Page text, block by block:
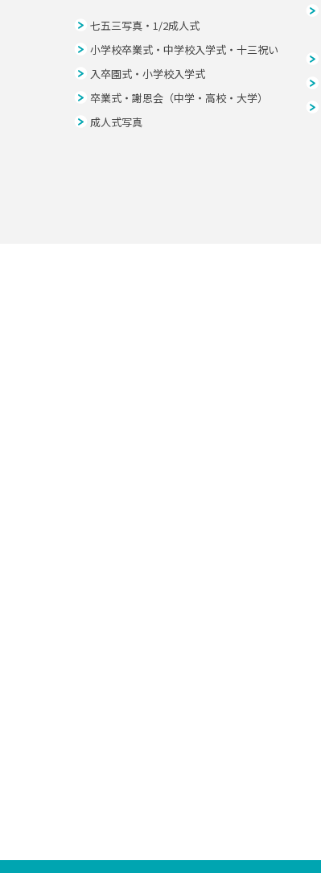
七五三写真・1/2成人式
小学校卒業式・中学校入学式・十三祝い
入卒園式・小学校入学式
卒業式・謝恩会（中学・高校・大学）
成人式写真